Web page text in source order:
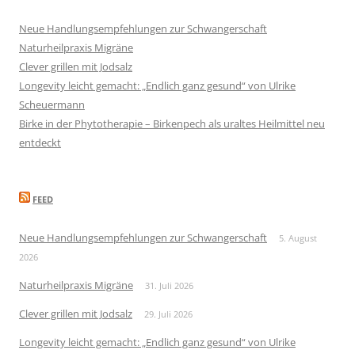
Neue Handlungsempfehlungen zur Schwangerschaft
Naturheilpraxis Migräne
Clever grillen mit Jodsalz
Longevity leicht gemacht: „Endlich ganz gesund“ von Ulrike
Scheuermann
Birke in der Phytotherapie – Birkenpech als uraltes Heilmittel neu
entdeckt
FEED
Neue Handlungsempfehlungen zur Schwangerschaft
5. August
2026
Naturheilpraxis Migräne 31. Juli 2026
Clever grillen mit Jodsalz 29. Juli 2026
Longevity leicht gemacht: „Endlich ganz gesund“ von Ulrike